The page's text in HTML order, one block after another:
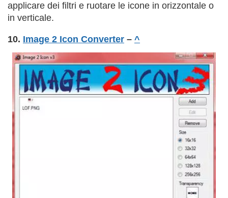
applicare dei filtri e ruotare le icone in orizzontale o
in verticale.
10. Image 2 Icon Converter – ^